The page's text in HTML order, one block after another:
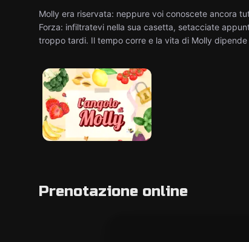
Molly era riservata: neppure voi conoscete ancora
Forza: infiltratevi nella sua casetta, setacciate
troppo tardi. Il tempo corre e la vita di Molly
Prenotazione online